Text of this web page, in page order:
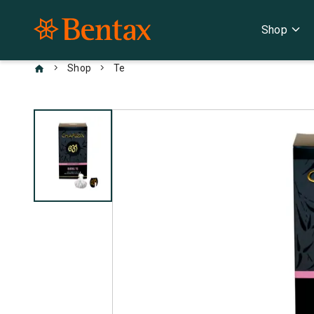
Shop expand_more
chevron_right Shop chevron_right Te